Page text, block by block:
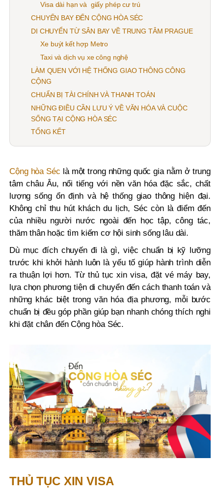
Visa dài hạn và giấy phép cư trú
CHUYẾN BAY ĐẾN CỘNG HÒA SÉC
DI CHUYỂN TỪ SÂN BAY VỀ TRUNG TÂM PRAGUE
Xe buýt kết hợp Metro
Taxi và dịch vụ xe công nghệ
LÀM QUEN VỚI HỆ THỐNG GIAO THÔNG CÔNG
CỘNG
CHUẨN BỊ TÀI CHÍNH VÀ THANH TOÁN
NHỮNG ĐIỀU CẦN LƯU Ý VỀ VĂN HÓA VÀ CUỘC
SỐNG TẠI CỘNG HÒA SÉC
TỔNG KẾT
Cộng hòa Séc là một trong những quốc gia nằm ở trung
tâm châu Âu, nổi tiếng với nền văn hóa đặc sắc, chất
lượng sống ổn định và hệ thống giao thông hiện đại.
Không chỉ thu hút khách du lịch, Séc còn là điểm đến
của nhiều người nước ngoài đến học tập, công tác,
thăm thân hoặc tìm kiếm cơ hội sinh sống lâu dài.
Dù mục đích chuyến đi là gì, việc chuẩn bị kỹ lưỡng
trước khi khởi hành luôn là yếu tố giúp hành trình diễn
ra thuận lợi hơn. Từ thủ tục xin visa, đặt vé máy bay,
lựa chọn phương tiện di chuyển đến cách thanh toán và
những khác biệt trong văn hóa địa phương, mỗi bước
chuẩn bị đều góp phần giúp bạn nhanh chóng thích nghi
khi đặt chân đến Cộng hòa Séc.
THỦ TỤC XIN VISA